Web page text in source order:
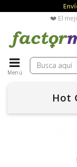
❤️ El
Menú
Hot